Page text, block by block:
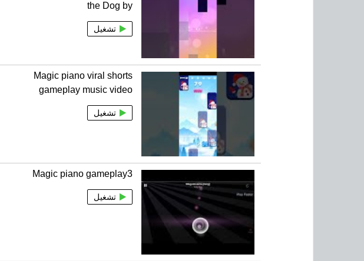
the Dog by
تشغيل
Magic piano viral shorts
gameplay music video
تشغيل
Magic piano gameplay3
تشغيل